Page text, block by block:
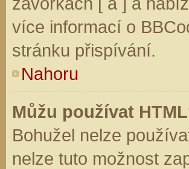
více informací o
stránku přispívání.
Nahoru
Můžu používat
Bohužel nelze
nelze tuto možnost